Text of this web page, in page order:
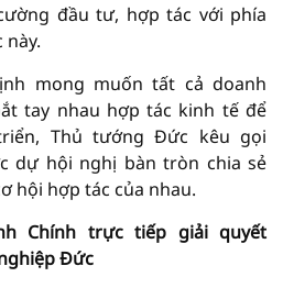
đầu tư, hợp tác với phía
mong muốn tất cả doanh
tay nhau hợp tác kinh tế để
Thủ tướng Đức kêu gọi
dự hội nghị bàn tròn chia sẻ
hội hợp tác của nhau.
Chính trực tiếp giải quyết
Đức